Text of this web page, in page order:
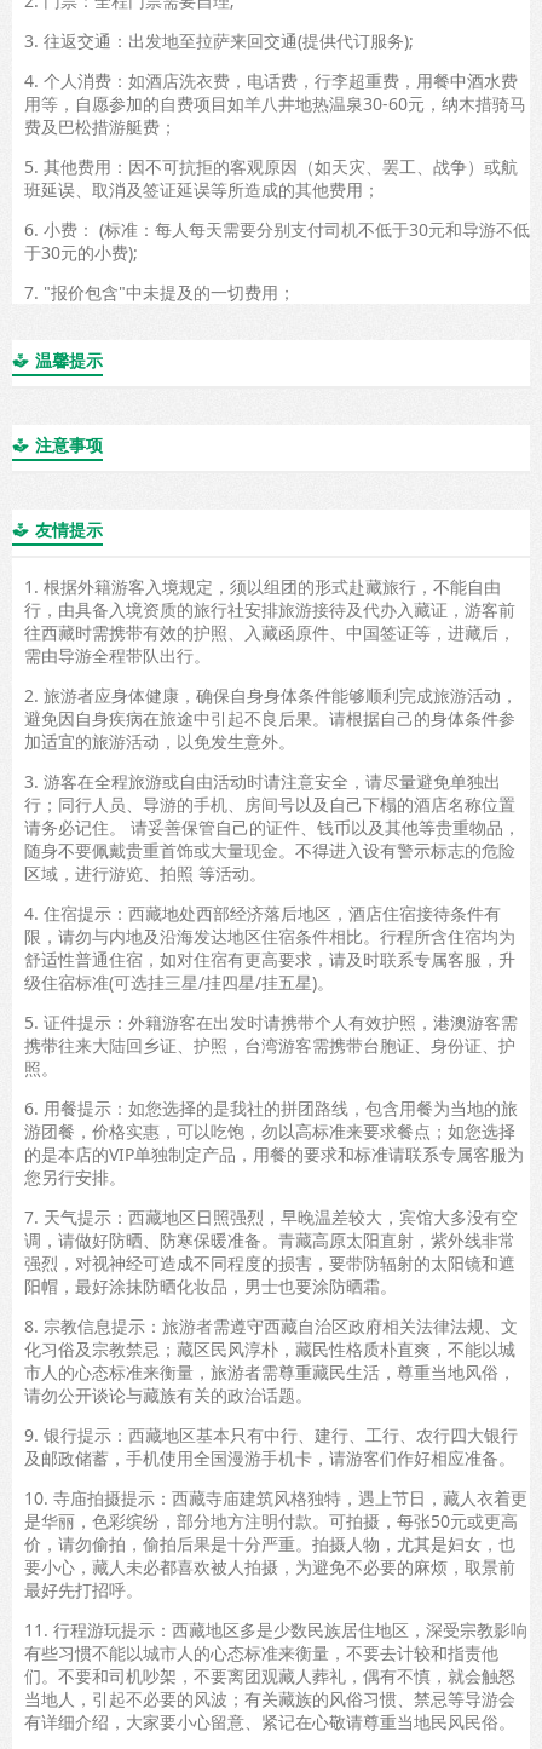
3. 往返交通：出发地至拉萨来回交通(提供代订服务);
4. 个人消费：如酒店洗衣费，电话费，行李超重费，用餐中酒水费
用等，自愿参加的自费项目如羊八井地热温泉30-60元，纳木措骑马
费及巴松措游艇费；
5. 其他费用：因不可抗拒的客观原因（如天灾、罢工、战争）或航
班延误、取消及签证延误等所造成的其他费用；
6. 小费： (标准：每人每天需要分别支付司机不低于30元和导游不低
于30元的小费);
7. "报价包含"中未提及的一切费用；
 温馨提示
 注意事项
 友情提示
1. 根据外籍游客入境规定，须以组团的形式赴藏旅行，不能自由
行，由具备入境资质的旅行社安排旅游接待及代办入藏证，游客前
往西藏时需携带有效的护照、入藏函原件、中国签证等，进藏后，
需由导游全程带队出行。
2. 旅游者应身体健康，确保自身身体条件能够顺利完成旅游活动，
避免因自身疾病在旅途中引起不良后果。请根据自己的身体条件参
加适宜的旅游活动，以免发生意外。
3. 游客在全程旅游或自由活动时请注意安全，请尽量避免单独出
行；同行人员、导游的手机、房间号以及自己下榻的酒店名称位置
请务必记住。 请妥善保管自己的证件、钱币以及其他等贵重物品，
随身不要佩戴贵重首饰或大量现金。不得进入设有警示标志的危险
区域，进行游览、拍照 等活动。
4. 住宿提示：西藏地处西部经济落后地区，酒店住宿接待条件有
限，请勿与内地及沿海发达地区住宿条件相比。行程所含住宿均为
舒适性普通住宿，如对住宿有更高要求，请及时联系专属客服，升
级住宿标准(可选挂三星/挂四星/挂五星)。
5. 证件提示：外籍游客在出发时请携带个人有效护照，港澳游客需
携带往来大陆回乡证、护照，台湾游客需携带台胞证、身份证、护
照。
6. 用餐提示：如您选择的是我社的拼团路线，包含用餐为当地的旅
游团餐，价格实惠，可以吃饱，勿以高标准来要求餐点；如您选择
的是本店的VIP单独制定产品，用餐的要求和标准请联系专属客服为
您另行安排。
7. 天气提示：西藏地区日照强烈，早晚温差较大，宾馆大多没有空
调，请做好防晒、防寒保暖准备。青藏高原太阳直射，紫外线非常
强烈，对视神经可造成不同程度的损害，要带防辐射的太阳镜和遮
阳帽，最好涂抹防晒化妆品，男士也要涂防晒霜。
8. 宗教信息提示：旅游者需遵守西藏自治区政府相关法律法规、文
化习俗及宗教禁忌；藏区民风淳朴，藏民性格质朴直爽，不能以城
市人的心态标准来衡量，旅游者需尊重藏民生活，尊重当地风俗，
请勿公开谈论与藏族有关的政治话题。
9. 银行提示：西藏地区基本只有中行、建行、工行、农行四大银行
及邮政储蓄，手机使用全国漫游手机卡，请游客们作好相应准备。
10. 寺庙拍摄提示：西藏寺庙建筑风格独特，遇上节日，藏人衣着更
是华丽，色彩缤纷，部分地方注明付款。可拍摄，每张50元或更高
价，请勿偷拍，偷拍后果是十分严重。拍摄人物，尤其是妇女，也
要小心，藏人未必都喜欢被人拍摄，为避免不必要的麻烦，取景前
最好先打招呼。
11. 行程游玩提示：西藏地区多是少数民族居住地区，深受宗教影响
有些习惯不能以城市人的心态标准来衡量，不要去计较和指责他
们。不要和司机吵架，不要离团观藏人葬礼，偶有不慎，就会触怒
当地人，引起不必要的风波；有关藏族的风俗习惯、禁忌等导游会
有详细介绍，大家要小心留意、紧记在心敬请尊重当地民风民俗。